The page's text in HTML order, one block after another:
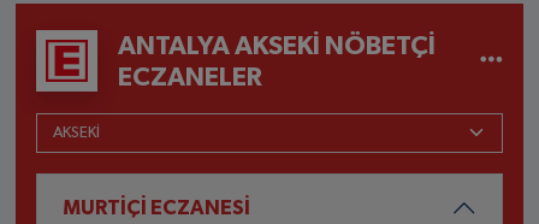
ANTALYA AKSEKI NÖBETÇI
ECZANELER
MURTİÇİ ECZANESİ